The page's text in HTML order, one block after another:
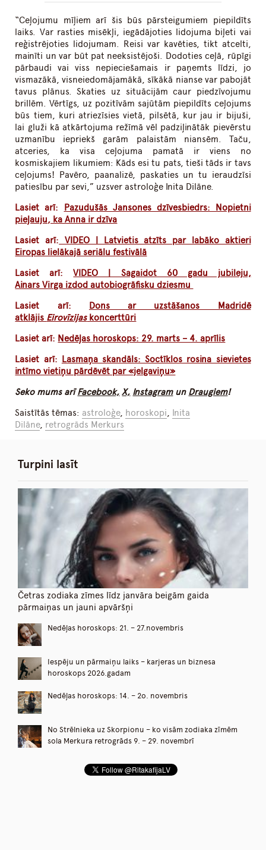
“Ceļojumu mīļiem arī šis būs pārsteigumiem piepildīts
laiks. Var rasties misēkļi, iegādājoties lidojuma biļeti vai
reģistrējoties lidojumam. Reisi var kavēties, tikt atcelti,
mainīti un var būt pat neeksistējoši. Dodoties ceļā, rūpīgi
pārbaudi vai viss nepieciešamais ir paņemts līdzi, jo
vismazākā, visneiedomājamākā, sīkākā nianse var pabojāt
tavus plānus. Skaties uz situācijām caur piedzīvojumu
brillēm. Vērtīgs, uz pozitīvām sajūtām piepildīts ceļojums
būs tiem, kuri atriezīsies vietā, pilsētā, kur jau ir bijuši,
lai gluži kā atkārtojuma režīmā vēl padziļinātāk pievērstu
uzmanību iepriekš garām palaistām niansēm. Taču,
atceries, ka visa ceļojuma pamatā ir viens no
kosmiskajiem likumiem: Kāds esi tu pats, tieši tāds ir tavs
ceļojums! Pavēro, paanalizē, paskaties un tu ieraudzīsi
patiesību par sevi,” uzsver astroloģe Inita Dilāne.
Lasiet arī:
Pazudušās Jansones dzīvesbiedrs: Nopietni
pieļauju, ka Anna ir dzīva
Lasiet arī: VIDEO | Latvietis atzīts par labāko aktieri
Eiropas lielākajā seriālu festivālā
Lasiet arī:VIDEO | Sagaidot 60 gadu jubileju,
Ainars Virga izdod autobiogrāfisku dziesmu
Lasiet arī:
Dons ar uzstāšanos Madridē
atklājis Eirovīzijaskoncerttūri
Lasiet arī: Nedēļas horoskops: 29. marts – 4. aprīlis
Lasiet arī:
Lasmaņa skandāls: Soctīklos rosina sievietes
intīmo vietiņu pārdēvēt par «jelgaviņu»
Seko mums arīFacebook, X, Instagramun Draugiem!
Saistītās tēmas: astroloģe, horoskopi, Inita
Dilāne, retrogrāds Merkurs
Turpini lasīt
Četras zodiaka zīmes līdz janvāra beigām gaida
pārmaiņas un jauni apvāršņi
Nedēļas horoskops: 21. – 27.novembris
Iespēju un pārmaiņu laiks – karjeras un biznesa
horoskops 2026.gadam
Nedēļas horoskops: 14. – 2o. novembris
No Strēlnieka uz Skorpionu – ko visām zodiaka zīmēm
sola Merkura retrogrāds 9. – 29. novembrī